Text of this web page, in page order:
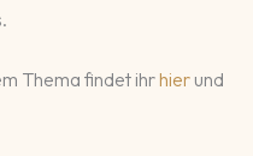
Thema findet ihrhierund